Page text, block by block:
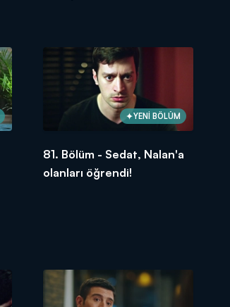
YENİ BÖLÜM
81. Bölüm - Sedat, Nalan'a
olanları öğrendi!